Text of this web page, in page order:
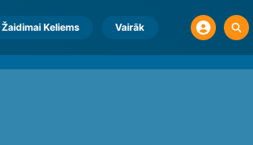
Žaidimai Keliems Vairāk